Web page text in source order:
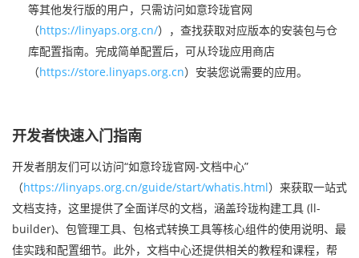
等其他发行版的用户，只需访问如意玲珑官网
（https://linyaps.org.cn/） ，查找获取对应版本的安装包与仓
库配置指南。完成简单配置后，可从玲珑应用商店
（https://store.linyaps.org.cn）安装您说需要的应用。
开发者快速入门指南
开发者朋友们可以访问“如意玲珑官网-文档中心”
（https://linyaps.org.cn/guide/start/whatis.html）来获取一站式
文档支持，这里提供了全面详尽的文档，涵盖玲珑构建工具 (ll-
builder)、包管理工具、包格式转换工具等核心组件的使用说明、最
佳实践和配置细节。此外，文档中心还提供相关的教程和课程，帮